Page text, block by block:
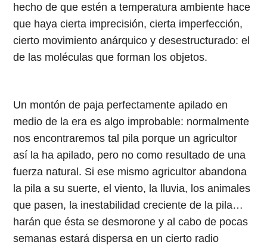
hecho de que estén a temperatura ambiente hace
que haya cierta imprecisión, cierta imperfección,
cierto movimiento anárquico y desestructurado: el
de las moléculas que forman los objetos.
Un montón de paja perfectamente apilado en
medio de la era es algo improbable: normalmente
nos encontraremos tal pila porque un agricultor
así la ha apilado, pero no como resultado de una
fuerza natural. Si ese mismo agricultor abandona
la pila a su suerte, el viento, la lluvia, los animales
que pasen, la inestabilidad creciente de la pila…
harán que ésta se desmorone y al cabo de pocas
semanas estará dispersa en un cierto radio